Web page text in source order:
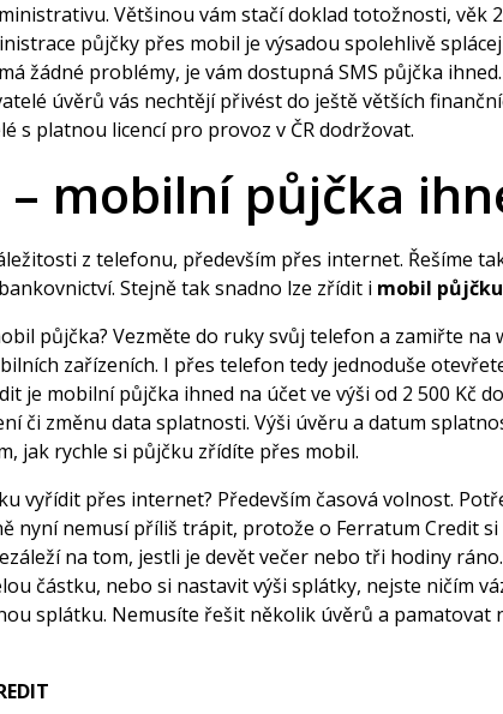
Většinou vám stačí doklad totožnosti, věk
půjčky přes mobil je výsadou spolehlivě
žádné problémy, je vám dostupná SMS půjčka
úvěrů vás nechtějí přivést do ještě větších
s platnou licencí pro provoz v ČR dodržovat.
mobilní půjčka
z telefonu, především přes internet. Řešíme
Stejně tak snadno lze zřídit i mobil půjčku
půjčka? Vezměte do ruky svůj telefon a zamiřte
zařízeních. I přes telefon tedy jednoduše
je mobilní půjčka ihned na účet ve výši od 2 500 Kč
či změnu data splatnosti. Výši úvěru a datum
jak rychle si půjčku zřídíte přes mobil.
vyřídit přes internet? Především časová volnost.
nyní nemusí příliš trápit, protože o Ferratum Credit
na tom, jestli je devět večer nebo tři hodiny
částku, nebo si nastavit výši splátky, nejste ničím
splátku. Nemusíte řešit několik úvěrů a